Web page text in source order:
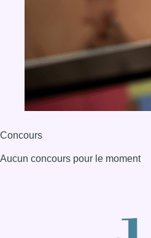
Concours
Aucun concours pour le moment